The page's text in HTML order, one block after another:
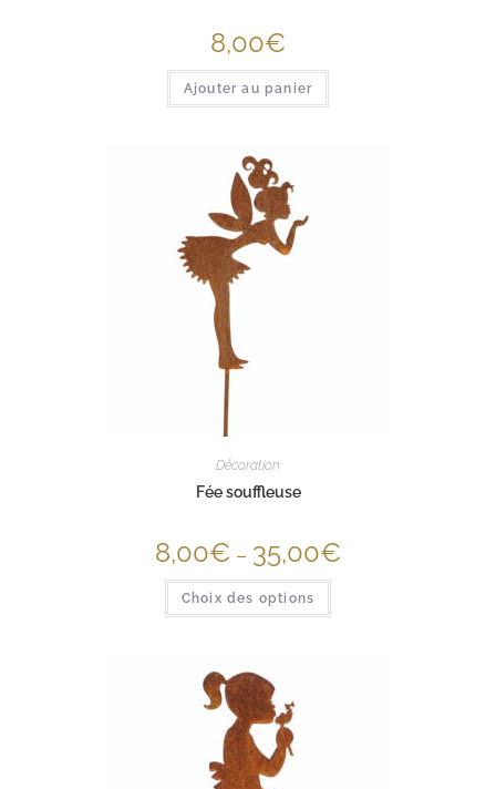
8,00€
Ajouter au panier
Décoration
Fée souffleuse
8,00€ – 35,00€
Choix des options